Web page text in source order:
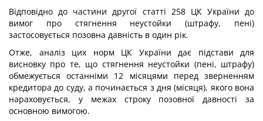
Відповідно до частини другої статті 258 ЦК України до
вимог про стягнення неустойки (штрафу, пені)
застосовується позовна давність в один рік.
Отже, аналіз цих норм ЦК України дає підстави для
висновку про те, що стягнення неустойки (пені, штрафу)
обмежується останніми 12 місяцями перед зверненням
кредитора до суду, а починається з дня (місяця), якого вона
нараховується, у межах строку позовної давності за
основною вимогою.